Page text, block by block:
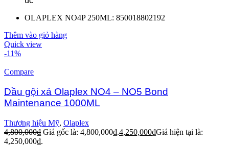
OLAPLEX NO4P 250ML: 850018802192
Thêm vào giỏ hàng
Quick view
-11%
Compare
Dầu gội xả Olaplex NO4 – NO5 Bond
Maintenance 1000ML
Thương hiệu Mỹ, Olaplex
4,800,000₫ Giá gốc là: 4,800,000₫.4,250,000₫Giá hiện tại là:
4,250,000₫.